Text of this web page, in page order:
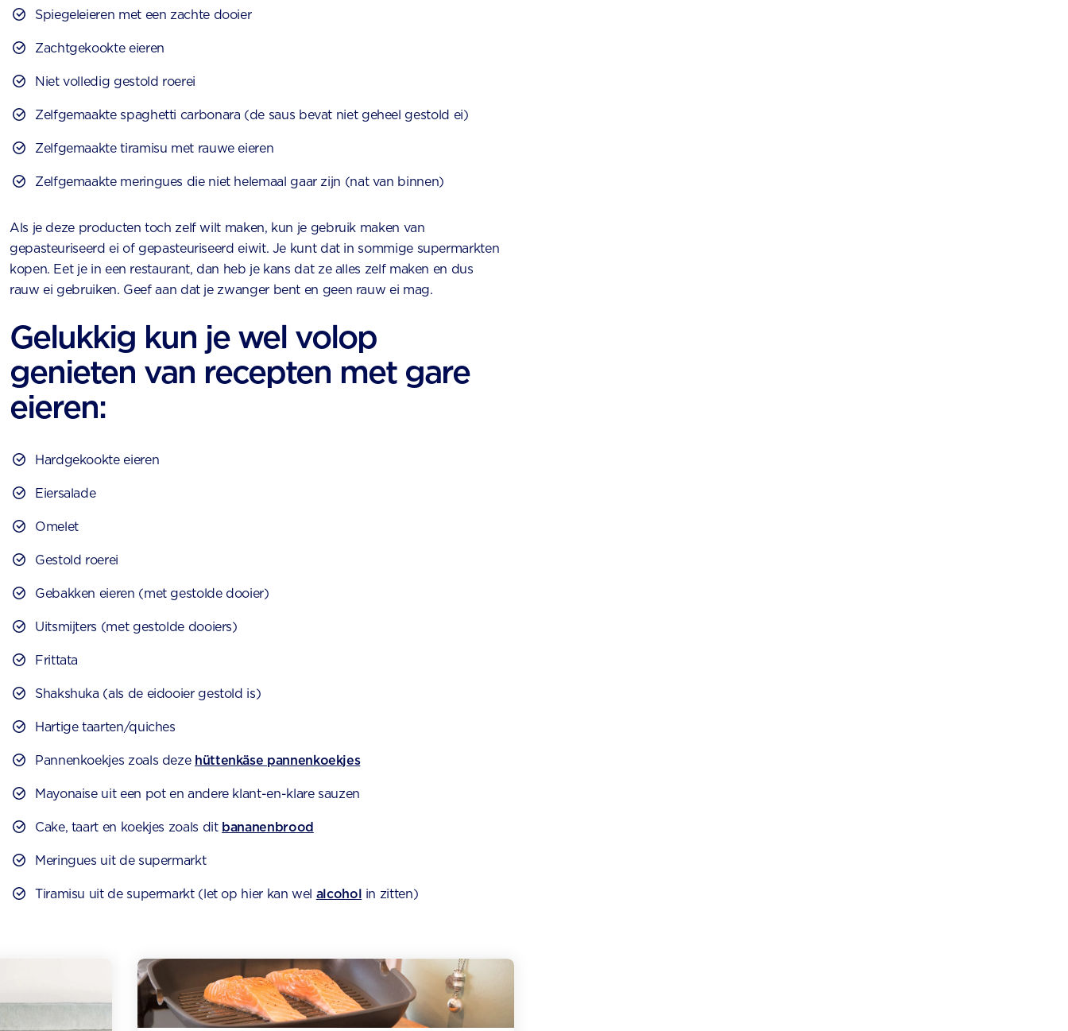
Spiegeleieren met een zachte dooier
Zachtgekookte eieren
Niet volledig gestold roerei
Zelfgemaakte spaghetti carbonara (de saus bevat niet geheel gestold ei)
Zelfgemaakte tiramisu met rauwe eieren
Zelfgemaakte meringues die niet helemaal gaar zijn (nat van binnen)
Als je deze producten toch zelf wilt maken, kun je gebruik maken van
gepasteuriseerd ei of gepasteuriseerd eiwit. Je kunt dat in sommige supermarkten
kopen. Eet je in een restaurant, dan heb je kans dat ze alles zelf maken en dus
rauw ei gebruiken. Geef aan dat je zwanger bent en geen rauw ei mag.
Gelukkig kun je wel volop
genieten van recepten met gare
eieren:
Hardgekookte eieren
Eiersalade
Omelet
Gestold roerei
Gebakken eieren (met gestolde dooier)
Uitsmijters (met gestolde dooiers)
Frittata
Shakshuka (als de eidooier gestold is)
Hartige taarten/quiches
Pannenkoekjes zoals deze hüttenkäse pannenkoekjes
Mayonaise uit een pot en andere klant-en-klare sauzen
Cake, taart en koekjes zoals dit bananenbrood
Meringues uit de supermarkt
Tiramisu uit de supermarkt (let op hier kan wel alcohol in zitten)